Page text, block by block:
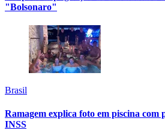
"Bolsonaro"
Brasil
Ramagem explica foto em piscina com
INSS